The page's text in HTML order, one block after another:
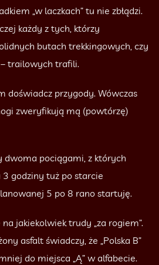
„w laczkach” tu nie zbłądzi.
każdy z tych, którzy
butach trekkingowych, czy
trailowych trafili.
doświadcz przygody. Wówczas
zweryfikują mą (powtórzę)
dwoma pociągami, z których
3 godziny tuż po starcie
5 po 8 rano startuję.
jakiekolwiek trudy „za rogiem”.
asfalt świadczy, że „Polska B”
do miejsca „Ą” w alfabecie.